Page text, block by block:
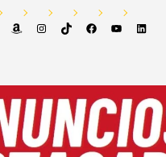
AmazonInstagram
TikTok FacebookYouTube